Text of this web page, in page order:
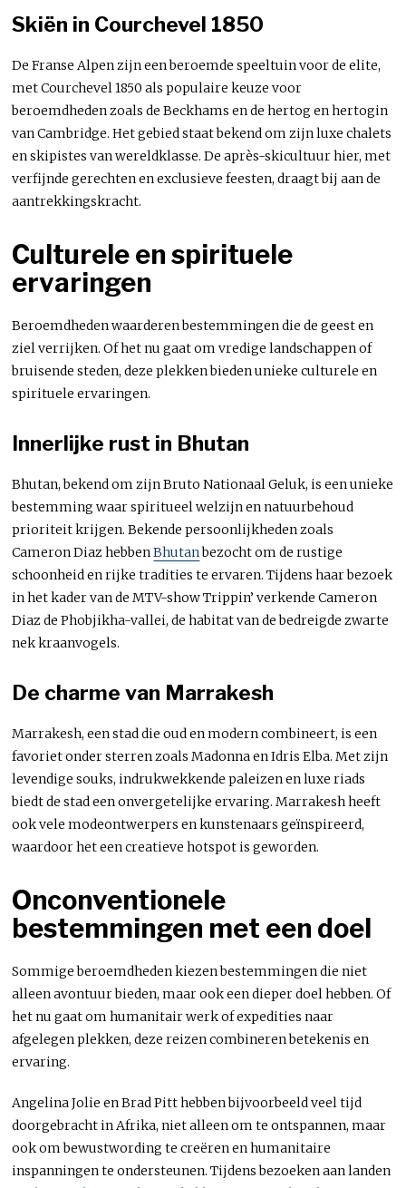
Skiën in Courchevel 1850
De Franse Alpen zijn een beroemde speeltuin voor de elite,
met Courchevel 1850 als populaire keuze voor
beroemdheden zoals de Beckhams en de hertog en hertogin
van Cambridge. Het gebied staat bekend om zijn luxe chalets
en skipistes van wereldklasse. De après-skicultuur hier, met
verfijnde gerechten en exclusieve feesten, draagt ​​bij aan de
aantrekkingskracht.
Culturele en spirituele
ervaringen
Beroemdheden waarderen bestemmingen die de geest en
ziel verrijken. Of het nu gaat om vredige landschappen of
bruisende steden, deze plekken bieden unieke culturele en
spirituele ervaringen.
Innerlijke rust in Bhutan
Bhutan, bekend om zijn Bruto Nationaal Geluk, is een unieke
bestemming waar spiritueel welzijn en natuurbehoud
prioriteit krijgen. Bekende persoonlijkheden zoals
Cameron Diaz hebbenBhutanbezocht om de rustige
schoonheid en rijke tradities te ervaren. Tijdens haar bezoek
in het kader van de MTV-show Trippin’ verkende Cameron
Diaz de Phobjikha-vallei, de habitat van de bedreigde zwarte
nek kraanvogels.
De charme van Marrakesh
Marrakesh, een stad die oud en modern combineert, is een
favoriet onder sterren zoals Madonna en Idris Elba. Met zijn
levendige souks, indrukwekkende paleizen en luxe riads
biedt de stad een onvergetelijke ervaring. Marrakesh heeft
ook vele modeontwerpers en kunstenaars geïnspireerd,
waardoor het een creatieve hotspot is geworden.
Onconventionele
bestemmingen met een doel
Sommige beroemdheden kiezen bestemmingen die niet
alleen avontuur bieden, maar ook een dieper doel hebben. Of
het nu gaat om humanitair werk of expedities naar
afgelegen plekken, deze reizen combineren betekenis en
ervaring.
Angelina Jolie en Brad Pitt hebben bijvoorbeeld veel tijd
doorgebracht in Afrika, niet alleen om te ontspannen, maar
ook om bewustwording te creëren en humanitaire
inspanningen te ondersteunen. Tijdens bezoeken aan landen